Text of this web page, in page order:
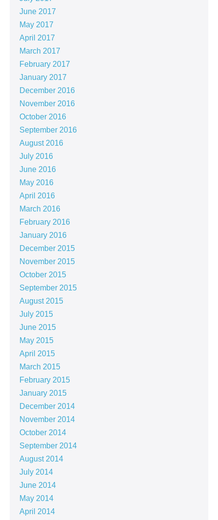
June 2017
May 2017
April 2017
March 2017
February 2017
January 2017
December 2016
November 2016
October 2016
September 2016
August 2016
July 2016
June 2016
May 2016
April 2016
March 2016
February 2016
January 2016
December 2015
November 2015
October 2015
September 2015
August 2015
July 2015
June 2015
May 2015
April 2015
March 2015
February 2015
January 2015
December 2014
November 2014
October 2014
September 2014
August 2014
July 2014
June 2014
May 2014
April 2014